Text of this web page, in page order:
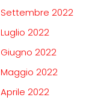
Settembre 2022
Luglio 2022
Giugno 2022
Maggio 2022
Aprile 2022